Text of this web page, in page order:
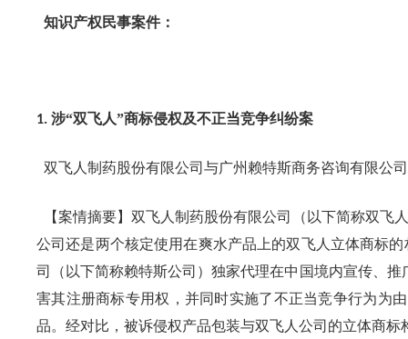
知识产权民事案件：
1. 涉“双飞人”商标侵权及不正当竞争纠纷案
双飞人制药股份有限公司与广州赖特斯商务咨询有限公
【案情摘要】双飞人制药股份有限公司（以下简称双飞
公司还是两个核定使用在爽水产品上的双飞人立体商标
司（以下简称赖特斯公司）独家代理在中国境内宣传、
害其注册商标专用权，并同时实施了不正当竞争行为为
品。经对比，被诉侵权产品包装与双飞人公司的立体商